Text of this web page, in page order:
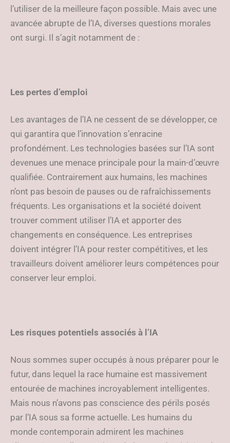
l’utiliser de la meilleure façon possible. Mais avec une
avancée abrupte de l’IA, diverses questions morales
ont surgi. Il s’agit notamment de :
Les pertes d’emploi
Les avantages de l’IA ne cessent de se développer, ce
qui garantira que l’innovation s’enracine
profondément. Les technologies basées sur l’IA sont
devenues une menace principale pour la main-d’œuvre
qualifiée. Contrairement aux humains, les machines
n’ont pas besoin de pauses ou de rafraîchissements
fréquents. Les organisations et la société doivent
trouver comment utiliser l’IA et apporter des
changements en conséquence. Les entreprises
doivent intégrer l’IA pour rester compétitives, et les
travailleurs doivent améliorer leurs compétences pour
conserver leur emploi.
Les risques potentiels associés à l’IA
Nous sommes super occupés à nous préparer pour le
futur, dans lequel la race humaine est massivement
entourée de machines incroyablement intelligentes.
Mais nous n’avons pas conscience des périls posés
par l’IA sous sa forme actuelle. Les humains du
monde contemporain admirent les machines